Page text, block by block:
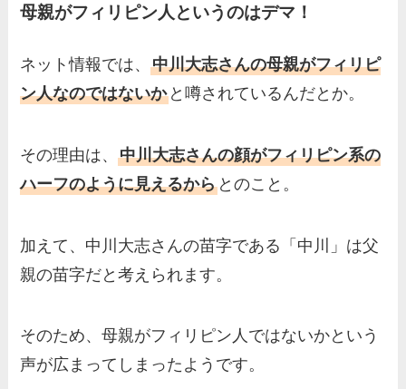
母親がフィリピン人というのはデマ！
ネット情報では、中川大志さんの母親がフィリピ
ン人なのではないか と噂されているんだとか。
その理由は、中川大志さんの顔がフィリピン系の
ハーフのように見えるから とのこと。
加えて、中川大志さんの苗字である「中川」は父
親の苗字だと考えられます。
そのため、母親がフィリピン人ではないかという
声が広まってしまったようです。